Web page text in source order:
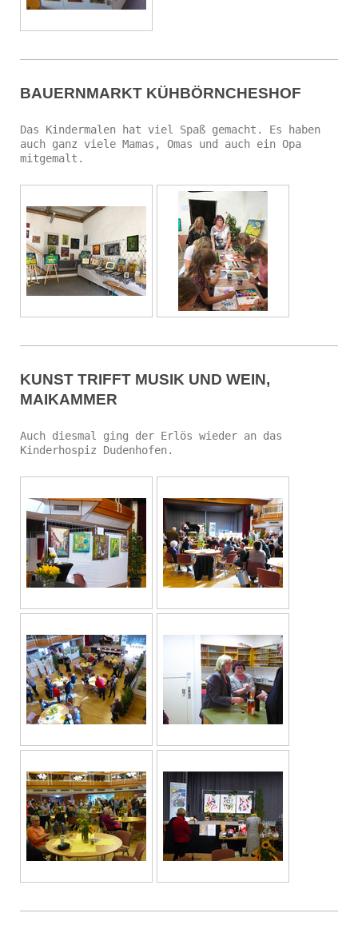
BAUERNMARKT KÜHBÖRNCHESHOF
Das Kindermalen hat viel Spaß gemacht. Es haben
auch ganz viele Mamas, Omas und auch ein Opa
mitgemalt.
KUNST TRIFFT MUSIK UND WEIN,
MAIKAMMER
Auch diesmal ging der Erlös wieder an das
Kinderhospiz Dudenhofen.